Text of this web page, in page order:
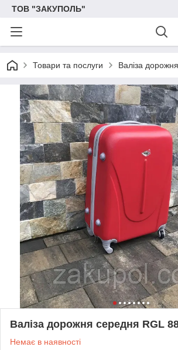
ТОВ "ЗАКУПОЛЬ"
Товари та послуги Валіза
Валіза дорожня середня RGL
Немає в наявності